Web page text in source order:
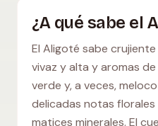
¿A qué sabe el
El Aligoté sabe
vivaz y alta y aromas de
verde y, a veces,
delicadas notas florales
matices minerales. El